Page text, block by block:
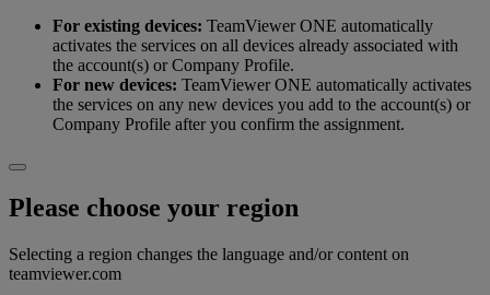
For existing devices: TeamViewer ONE automatically
activates the services on all devices already associated with
the account(s) or Company Profile.
For new devices: TeamViewer ONE automatically activates
the services on any new devices you add to the account(s) or
Company Profile after you confirm the assignment.
Please choose your region
Selecting a region changes the language and/or content on
teamviewer.com